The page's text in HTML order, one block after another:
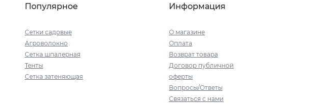
Популярное
Сетки садовые
Агроволокно
Сетка шпалерная
Тенты
Сетка затеняющая
Информация
О магазине
Оплата
Возврат товара
Договор публичной
оферты
Вопросы/Ответы
Связаться с нами